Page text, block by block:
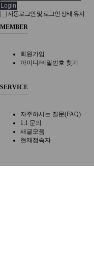
Login
자동로그인 및 로그인 상태 유지
MEMBER
회원가입
아이디/비밀번호 찾기
SERVICE
자주하시는 질문(FAQ)
1:1 문의
새글모음
현재접속자